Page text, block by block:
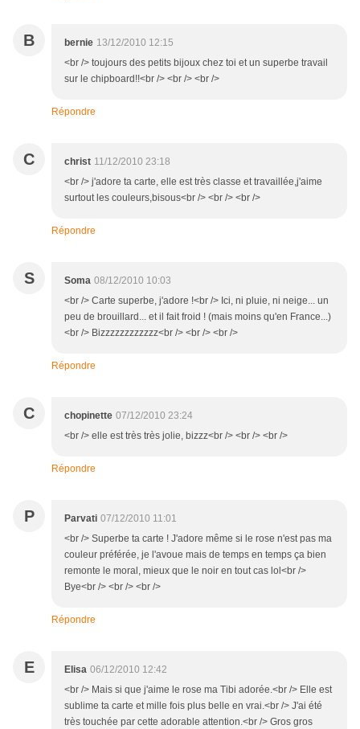
B bernie 13/12/2010 12:15
<br /> toujours des petits bijoux chez toi et un superbe travail
sur le chipboard!!<br /> <br /> <br />
Répondre
C christ 11/12/2010 23:18
<br /> j'adore ta carte, elle est très classe et travaillée,j'aime
surtout les couleurs,bisous<br /> <br /> <br />
Répondre
S Soma 08/12/2010 10:03
<br /> Carte superbe, j'adore !<br /> Ici, ni pluie, ni neige... un
peu de brouillard... et il fait froid ! (mais moins qu'en France...)
<br /> Bizzzzzzzzzzzz<br /> <br /> <br />
Répondre
C chopinette 07/12/2010 23:24
<br /> elle est très très jolie, bizzz<br /> <br /> <br />
Répondre
P Parvati 07/12/2010 11:01
<br /> Superbe ta carte ! J'adore même si le rose n'est pas ma
couleur préférée, je l'avoue mais de temps en temps ça bien
remonte le moral, mieux que le noir en tout cas lol<br />
Bye<br /> <br /> <br />
Répondre
E Elisa 06/12/2010 12:42
<br /> Mais si que j'aime le rose ma Tibi adorée.<br /> Elle est
sublime ta carte et mille fois plus belle en vrai.<br /> J'ai été
très touchée par cette adorable attention.<br /> Gros gros